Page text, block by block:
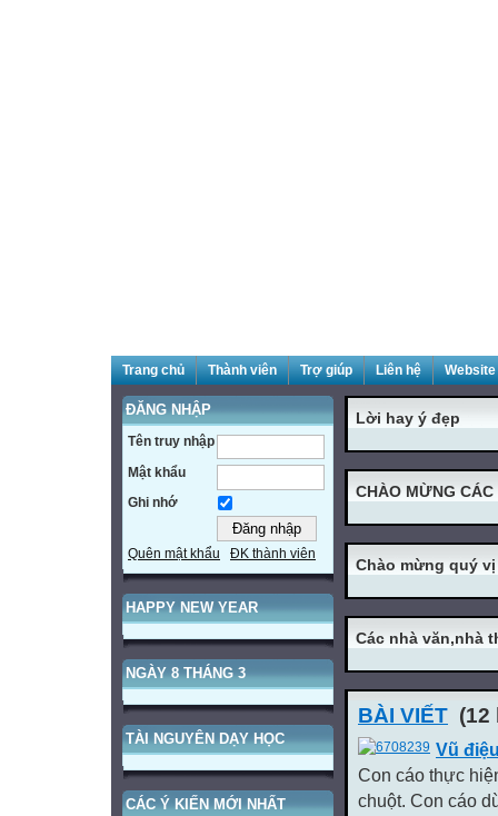
Trang chủ Thành viên Trợ giúp Liên hệ
ĐĂNG NHẬP
Tên truy nhập
Mật khẩu
Ghi nhớ
Quên mật khẩu ĐK thành viên
HAPPY NEW YEAR
NGÀY 8 THÁNG 3
TÀI NGUYÊN DẠY HỌC
CÁC Ý KIẾN MỚI NHẤT
Lời hay ý đẹp
CHÀO MỪNG
Chào mừng quý
Các nhà văn,nhà
BÀI VIẾT (12
Vũ
Con cáo thực
chuột. Con cáo